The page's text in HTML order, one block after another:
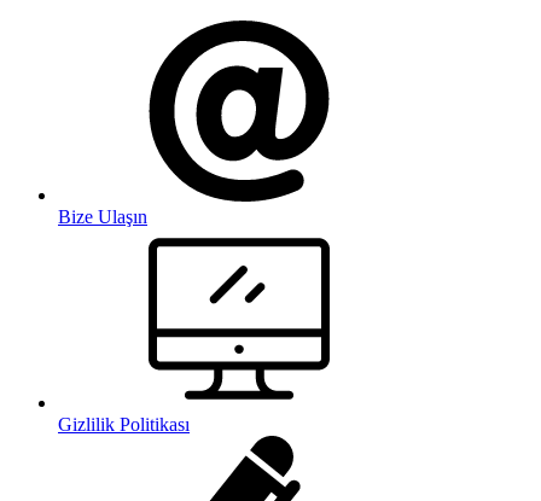
Bize Ulaşın
Gizlilik Politikası